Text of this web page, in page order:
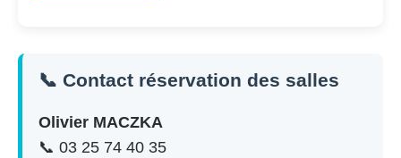
📞 Contact réservation des salles
Olivier MACZKA
📞 03 25 74 40 35